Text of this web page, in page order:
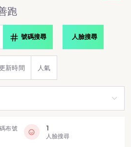
跑
號碼搜尋 人臉搜尋
新時間 人氣
布號 1
人臉搜尋